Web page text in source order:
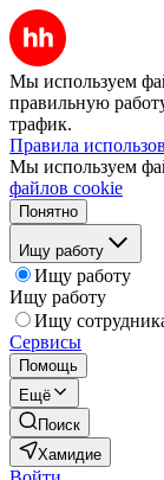
Мы используем
правильную
трафик.
Правила
Мы используем
файлов cookie
Понятно
Ищу работу
Ищу работу
Ищу работу
Ищу
Сервисы
Помощь
Ещё
Поиск
Хамидие